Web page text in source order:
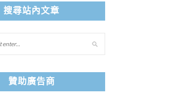
搜尋站內文章
贊助廣告商